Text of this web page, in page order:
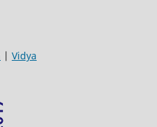
| Vidya